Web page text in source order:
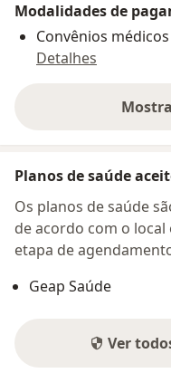
Modalidades de
Convênios
Detalhes
Planos de saúde
Os planos de saúde
de acordo com o
etapa de
Geap Saúde
Ver